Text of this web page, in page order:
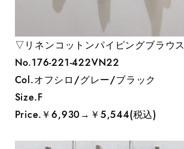
▽リネンコットンパイピングブラウス
No.176-221-422VN22
Col.オフシロ/グレー/ブラック
Size.F
Price.￥6,930→￥5,544(税込)